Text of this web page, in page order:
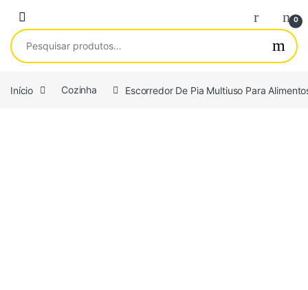
0
Pesquisar por:
Início Cozinha Escorredor De Pia Multiuso Para